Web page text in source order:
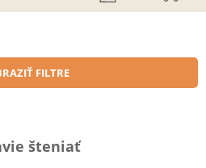
FILTRE
šteniať